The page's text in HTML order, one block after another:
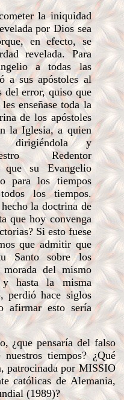
la iniquidad
por Dios sea
en efecto, se
revelada. Para
a todas las
a sus apóstoles al
del error, quiso que
enseñase toda la
de los apóstoles
la Iglesia, a quien
dirigiéndola y
Redentor
que su Evangelio
para los tiempos
los tiempos.
la doctrina de
que hoy convenga
Si esto fuese
que admitir que
Santo sobre los
del mismo
hasta la misma
perdió hace siglos
afirmar esto sería
pensaría del falso
tiempos? ¿Qué
patrocinada por MISSIO
católicas de Alemania,
(1989)?